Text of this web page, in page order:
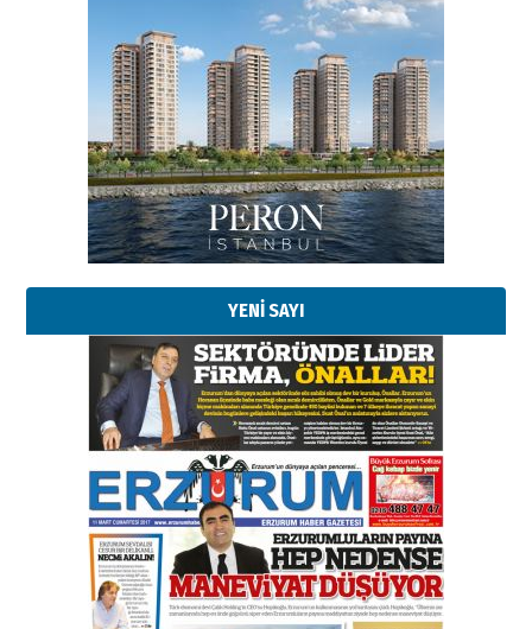
YENİ SAYI
Esat BİNDESEN
Başkan Sekmen’den Erzurum’a
bir vizyon proje daha!
02 Ağustos 2026 Pazar
Kadir SABUNCUOĞLU
Erzurumspor’un köşe taşları
29 Haziran 2026 Pazartesi
Kenan GÜLERCİ
Murat Şahsuvaroğlu ERKON’da
çıtayı yukarı taşırken,
yönetimdekiler aşağı
çekmemeli!
17 Şubat 2026 SalıOrhan BOZKURT
Bir fotoğraf, bir şehir, bir
gazeteci… Dizginler kimin
elinde?
31 Mart 2026 Salı
A. Berhan Yılmaz
BİR BÖLÜM DEĞİL, BİR ÖMÜR
SEÇİYORSUNUZ… “NEDEN
ATATÜRK ÜNİVERSİTESİ?”